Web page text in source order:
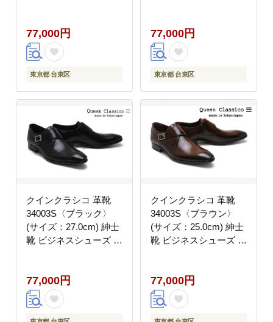
77,000円
東京都 台東区
77,000円
東京都 台東区
クインクラシコ 革靴
34003S〈ブラック〉
(サイズ：27.0cm) 紳士
靴 ビジネスシューズ モ
77,000円
クインクラシコ 革靴
34003S〈ブラウン〉
(サイズ：25.0cm) 紳士
靴 ビジネスシューズ モ
77,000円